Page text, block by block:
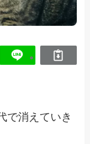
で消えていき